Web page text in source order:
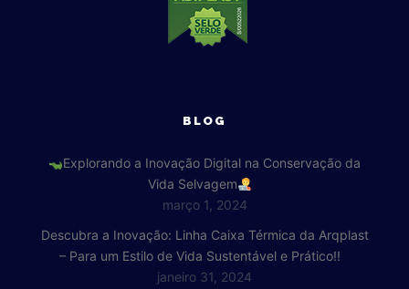
BLOG
Explorando a Inovação Digital na Conservação da
Vida Selvagem
março 1, 2024
Descubra a Inovação: Linha Caixa Térmica da Arqplast
– Para um Estilo de Vida Sustentável e Prático!!
janeiro 31, 2024